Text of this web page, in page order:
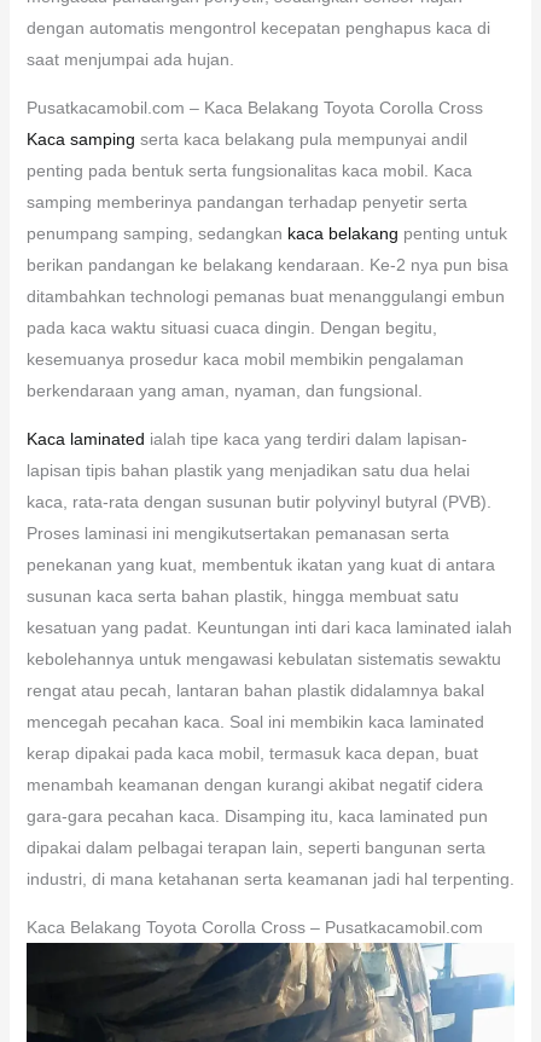
dengan automatis mengontrol kecepatan penghapus kaca di
saat menjumpai ada hujan.
Pusatkacamobil.com – Kaca Belakang Toyota Corolla Cross
Kaca samping serta kaca belakang pula mempunyai andil
penting pada bentuk serta fungsionalitas kaca mobil. Kaca
samping memberinya pandangan terhadap penyetir serta
penumpang samping, sedangkan kaca belakang penting untuk
berikan pandangan ke belakang kendaraan. Ke-2 nya pun bisa
ditambahkan technologi pemanas buat menanggulangi embun
pada kaca waktu situasi cuaca dingin. Dengan begitu,
kesemuanya prosedur kaca mobil membikin pengalaman
berkendaraan yang aman, nyaman, dan fungsional.
Kaca laminated ialah tipe kaca yang terdiri dalam lapisan-
lapisan tipis bahan plastik yang menjadikan satu dua helai
kaca, rata-rata dengan susunan butir polyvinyl butyral (PVB).
Proses laminasi ini mengikutsertakan pemanasan serta
penekanan yang kuat, membentuk ikatan yang kuat di antara
susunan kaca serta bahan plastik, hingga membuat satu
kesatuan yang padat. Keuntungan inti dari kaca laminated ialah
kebolehannya untuk mengawasi kebulatan sistematis sewaktu
rengat atau pecah, lantaran bahan plastik didalamnya bakal
mencegah pecahan kaca. Soal ini membikin kaca laminated
kerap dipakai pada kaca mobil, termasuk kaca depan, buat
menambah keamanan dengan kurangi akibat negatif cidera
gara-gara pecahan kaca. Disamping itu, kaca laminated pun
dipakai dalam pelbagai terapan lain, seperti bangunan serta
industri, di mana ketahanan serta keamanan jadi hal terpenting.
Kaca Belakang Toyota Corolla Cross – Pusatkacamobil.com